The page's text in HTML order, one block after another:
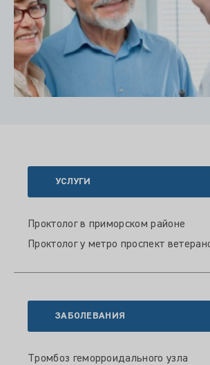
УСЛУГИ
Проктолог в приморском районе
Проктолог у метро проспект
ЗАБОЛЕВАНИЯ
Тромбоз геморроидального узла